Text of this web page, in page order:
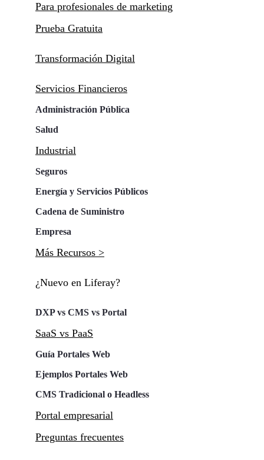
Para profesionales de marketing
Prueba Gratuita
Transformación Digital
Servicios Financieros
Administración Pública
Salud
Industrial
Seguros
Energía y Servicios Públicos
Cadena de Suministro
Empresa
Más Recursos >
¿Nuevo en Liferay?
DXP vs CMS vs Portal
SaaS vs PaaS
Guía Portales Web
Ejemplos Portales Web
CMS Tradicional o Headless
Portal empresarial
Preguntas frecuentes